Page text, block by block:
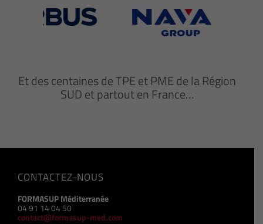
Et des centaines de TPE et PME de la Région
SUD et partout en France…
CONTACTEZ-NOUS
FORMASUP Méditerranée
04 91 14 04 50
contact@formasup-med.com